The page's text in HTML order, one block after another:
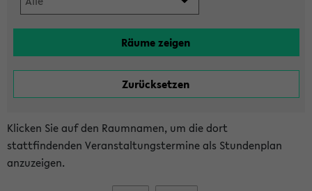
Klicken Sie auf den Raumnamen, um die dort
stattfindenden Veranstaltungstermine als Stundenplan
anzuzeigen.